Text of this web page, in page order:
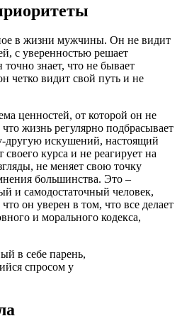
в жизни мужчины. Он не видит
с уверенностью решает
знает, что не бывает
четко видит свой путь и не
ценностей, от которой он не
жизнь регулярно подбрасывает
другую искушений, настоящий
курса и не реагирует на
не меняет свою точку
большинства. Это –
и самодостаточный человек,
он уверен в том, что все делает
и морального кодекса,